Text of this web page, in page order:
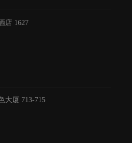
店 1627
大厦 713-715